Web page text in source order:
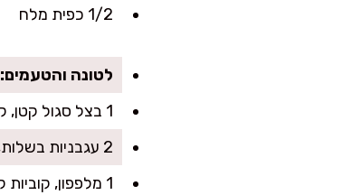
1/2 כפית מלח
לטונה והטעמים:
1 בצל סגול קטן, קצוץ דק
2 עגבניות בשלות, קוביות קטנות
1 מלפפון, קוביות קטנות